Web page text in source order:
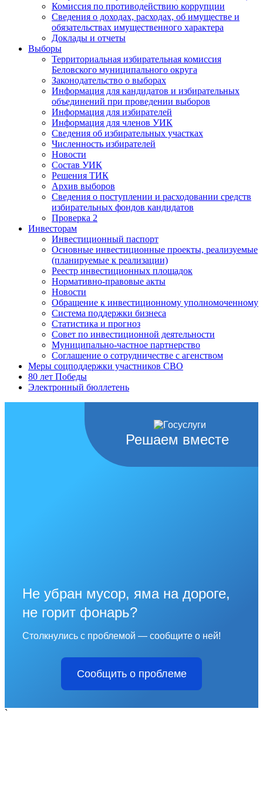
Комиссия по противодействию коррупции
Сведения о доходах, расходах, об имуществе и
обязательствах имущественного характера
Доклады и отчеты
Выборы
Территориальная избирательная комиссия
Беловского муниципального округа
Законодательство о выборах
Информация для кандидатов и избирательных
объединений при проведении выборов
Информация для избирателей
Информация для членов УИК
Сведения об избирательных участках
Численность избирателей
Новости
Состав УИК
Решения ТИК
Архив выборов
Сведения о поступлении и расходовании средств
избирательных фондов кандидатов
Проверка 2
Инвесторам
Инвестиционный паспорт
Основные инвестиционные проекты, реализуемые
(планируемые к реализации)
Реестр инвестиционных площадок
Нормативно-правовые акты
Новости
Обращение к инвестиционному уполномоченному
Система поддержки бизнеса
Статистика и прогноз
Совет по инвестиционной деятельности
Муниципально-частное партнерство
Соглашение о сотрудничестве с агенством
Меры соцподдержки участников СВО
80 лет Победы
Электронный бюллетень
Решаем вместе
Не убран мусор, яма на дороге,
не горит фонарь?
Столкнулись с проблемой — сообщите о ней!
Сообщить о проблеме
`